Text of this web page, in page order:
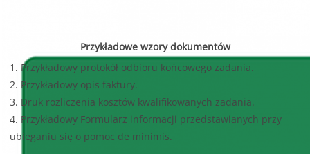
Przykładowe wzory dokumentów
1. Przykładowy protokół odbioru końcowego zadania.
2. Przykładowy opis faktury.
3. Druk rozliczenia kosztów kwalifikowanych zadania.
4. Przykładowy Formularz informacji przedstawianych przy
ubieganiu się o pomoc de minimis.